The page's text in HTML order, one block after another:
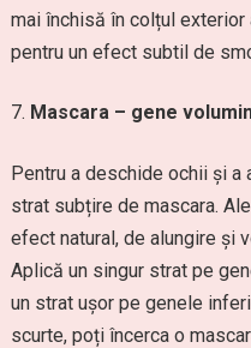
mai închisă în colțul
pentru un efect subtil de
Mascara – gene
Pentru a deschide ochii și a
strat subțire de mascara.
efect natural, de alungire și
Aplică un singur strat pe
un strat ușor pe genele
scurte, poți încerca o